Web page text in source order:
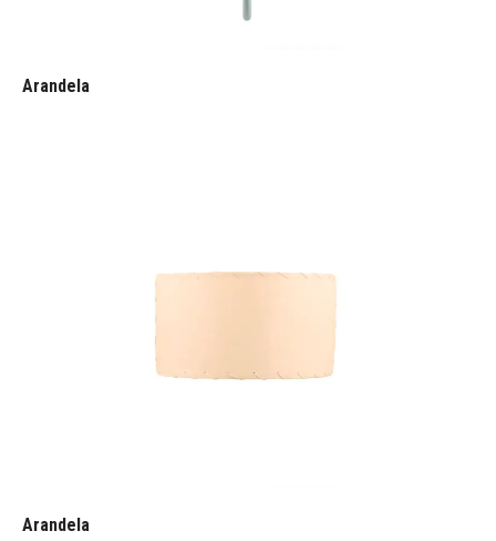
Arandela
Arandela